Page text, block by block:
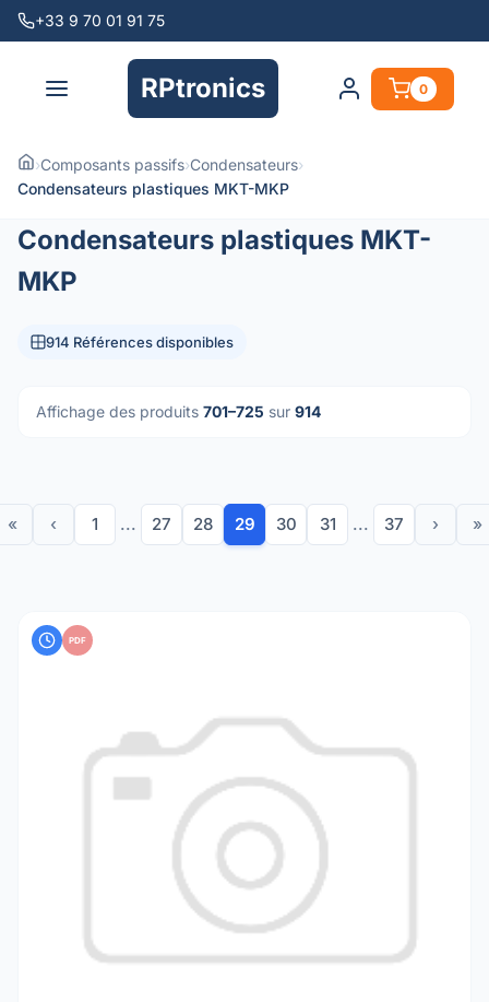
+33 9 70 01 91 75
RPtronics 0
›Composants passifs›Condensateurs›
Condensateurs plastiques MKT-MKP
Condensateurs plastiques MKT-
MKP
914 Références disponibles
Affichage des produits 701–725 sur 914
« ‹ 1 ... 27 28 29 30 31 ... 37 › »
PDF